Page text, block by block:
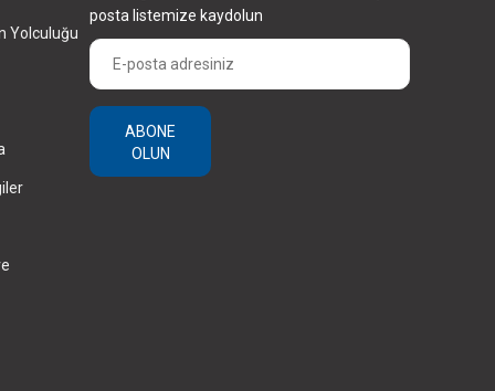
Yolculuğu
posta listemize kaydolun
ABONE
OLUN